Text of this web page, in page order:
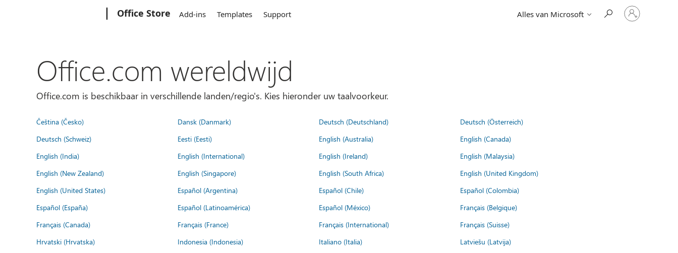
Office Store Add-ins Templates Support Alles van Microsoft
Meld
je
aan
Office.com wereldwijd
Office.com is beschikbaar in verschillende landen/regio's. Kies hieronder uw taalvoorkeur.
Čeština (Česko) Dansk (Danmark) Deutsch (Deutschland)
Deutsch (Österreich)
Deutsch (Schweiz)
Eesti (Eesti) English (Australia)
English (Canada)
English (India)
English (International) English (Ireland)
English (Malaysia)
English (New Zealand)
English (Singapore) English (South Africa)
English (United Kingdom)
English (United States)
Español (Argentina) Español (Chile)
Español (Colombia)
Español (España)
Español (Latinoamérica) Español (México)
Français (Belgique)
Français (Canada)
Français (France) Français (International)
Français (Suisse)
Hrvatski (Hrvatska)
Indonesia (Indonesia) Italiano (Italia)
Latviešu (Latvija)